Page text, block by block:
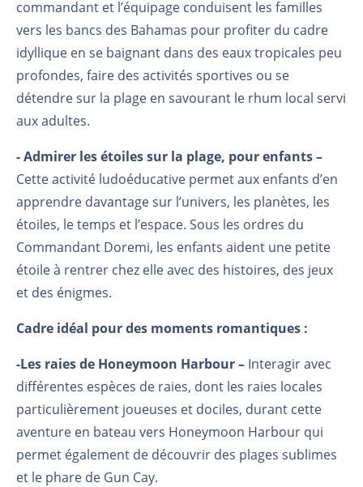
commandant et l’équipage conduisent les familles
vers les bancs des Bahamas pour profiter du cadre
idyllique en se baignant dans des eaux tropicales peu
profondes, faire des activités sportives ou se
détendre sur la plage en savourant le rhum local servi
aux adultes.
- Admirer les étoiles sur la plage, pour enfants –
Cette activité ludoéducative permet aux enfants d’en
apprendre davantage sur l’univers, les planètes, les
étoiles, le temps et l’espace. Sous les ordres du
Commandant Doremi, les enfants aident une petite
étoile à rentrer chez elle avec des histoires, des jeux
et des énigmes.
Cadre idéal pour des moments romantiques :
-Les raies de Honeymoon Harbour – Interagir avec
différentes espèces de raies, dont les raies locales
particulièrement joueuses et dociles, durant cette
aventure en bateau vers Honeymoon Harbour qui
permet également de découvrir des plages sublimes
et le phare de Gun Cay.